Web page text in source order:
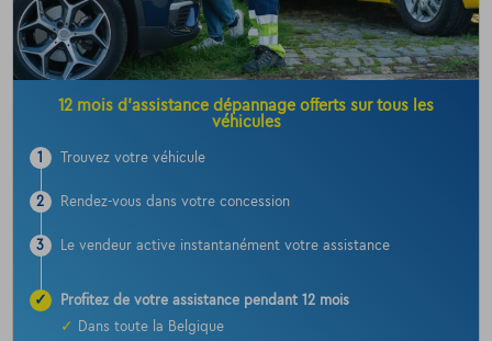
12 mois d’assistance dépannage offerts sur tous les
véhicules
1 Trouvez votre véhicule
2 Rendez-vous dans votre concession
3 Le vendeur active instantanément votre assistance
✓
Profitez de votre assistance pendant 12 mois
✓
Dans toute la Belgique